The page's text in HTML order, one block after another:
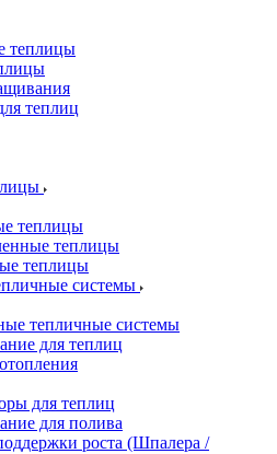
теплицы
теплиц
теплицы
теплицы
теплицы
системы
тепличные системы
для теплиц
для теплиц
для полива
роста (Шпалера /